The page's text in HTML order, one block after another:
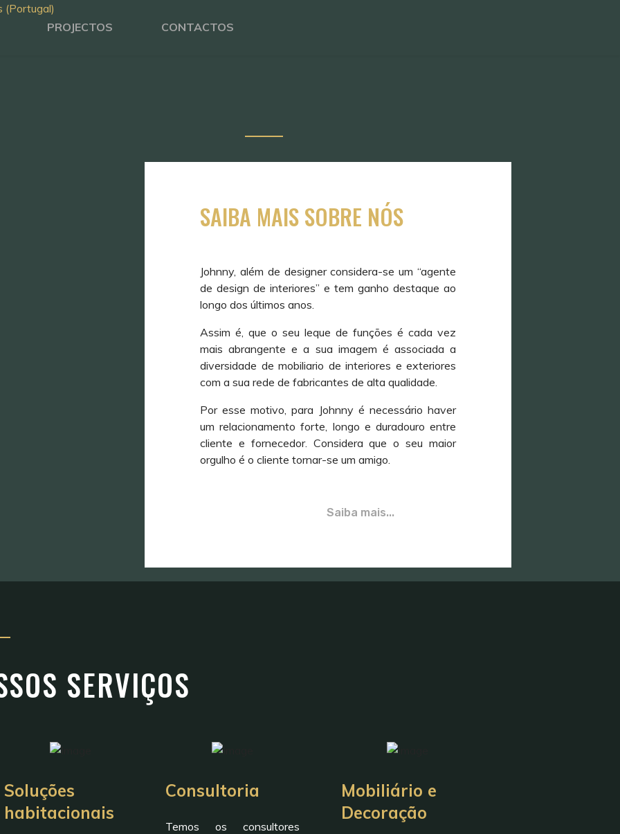
PROJECTOS CONTACTOS
SAIBA MAIS SOBRE NÓS
Johnny, além de designer considera-se um “agente
de design de interiores” e tem ganho destaque ao
longo dos últimos anos.
Assim é, que o seu leque de funções é cada vez
mais abrangente e a sua imagem é associada a
diversidade de mobiliario de interiores e exteriores
com a sua rede de fabricantes de alta qualidade.
Por esse motivo, para Johnny é necessário haver
um relacionamento forte, longo e duradouro entre
cliente e fornecedor. Considera que o seu maior
orgulho é o cliente tornar-se um amigo.
Saiba mais...
SERVIÇOS
Soluções
habitacionais
Consultoria
Temos os consultores
Mobiliário e
Decoração